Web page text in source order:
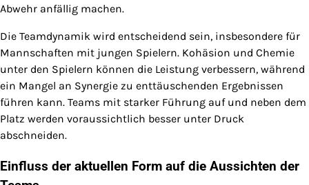
Abwehr anfällig machen.
Die Teamdynamik wird entscheidend sein, insbesondere für
Mannschaften mit jungen Spielern. Kohäsion und Chemie
unter den Spielern können die Leistung verbessern, während
ein Mangel an Synergie zu enttäuschenden Ergebnissen
führen kann. Teams mit starker Führung auf und neben dem
Platz werden voraussichtlich besser unter Druck
abschneiden.
Einfluss der aktuellen Form auf die Aussichten der